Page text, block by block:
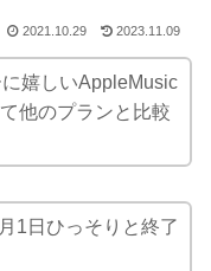
2021.10.29 2023.11.09
嬉しいAppleMusic
他のプランと比較
1日ひっそりと終了